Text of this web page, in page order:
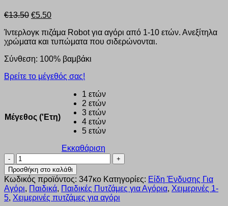
€13.50 Original
was:
€13.50.
€5.50Η
τιμή
είναι:
Ίντερλογκ πιζάμα Robot για αγόρι από 1-10 ετών. Ανεξίτηλα
χρώματα και τυπώματα που σιδερώνονται.
Σύνθεση: 100% βαμβάκι
Βρείτε το μέγεθός σας!
Μέγεθος ('Ετη)
1 ετών
2 ετών
3 ετών
4 ετών
5 ετών
Εκκαθάριση
Πυζάμα
αγόρι
nina
club
"robot"
1-
Προσθήκη στο καλάθι
Κωδικός προϊόντος: 347κο Κατηγορίες: Είδη Ένδυσης Για
Αγόρι, Παιδικά, Παιδικές Πυτζάμες για Αγόρια, Χειμερινές 1-
5, Χειμερινές πυτζάμες για αγόρι